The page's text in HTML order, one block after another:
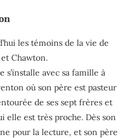
les témoins de la vie de
Chawton.
s’installe avec sa famille à
où son père est pasteur
de ses sept frères et
elle est très proche. Dès son
pour la lecture, et son père